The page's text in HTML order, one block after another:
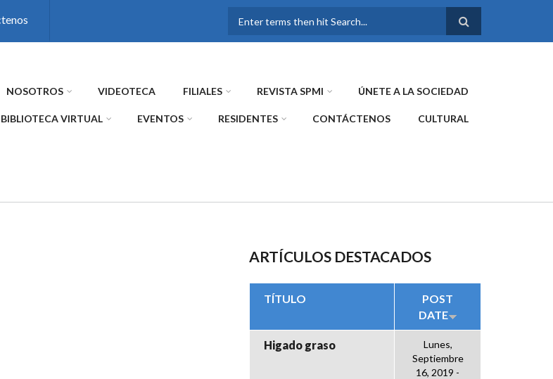
FORMULARIO DE
NOSOTROS VIDEOTECA FILIALES REVISTA SPMI ÚNETE A LA SOCIEDAD
BIBLIOTECA VIRTUAL EVENTOS RESIDENTES CONTÁCTENOS CULTURAL
ARTÍCULOS DESTACADOS
TÍTULO
POST
DATE
Higado graso
Lunes,
Septiembre
16, 2019 -